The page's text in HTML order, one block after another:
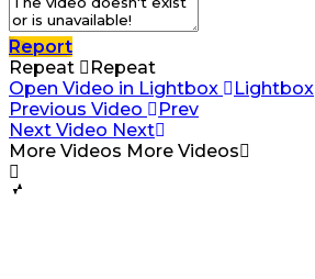
Report
Repeat
Repeat
Open Video in Lightbox
Lightbox
Previous Video
Prev
Next Video Next
More Videos More Videos